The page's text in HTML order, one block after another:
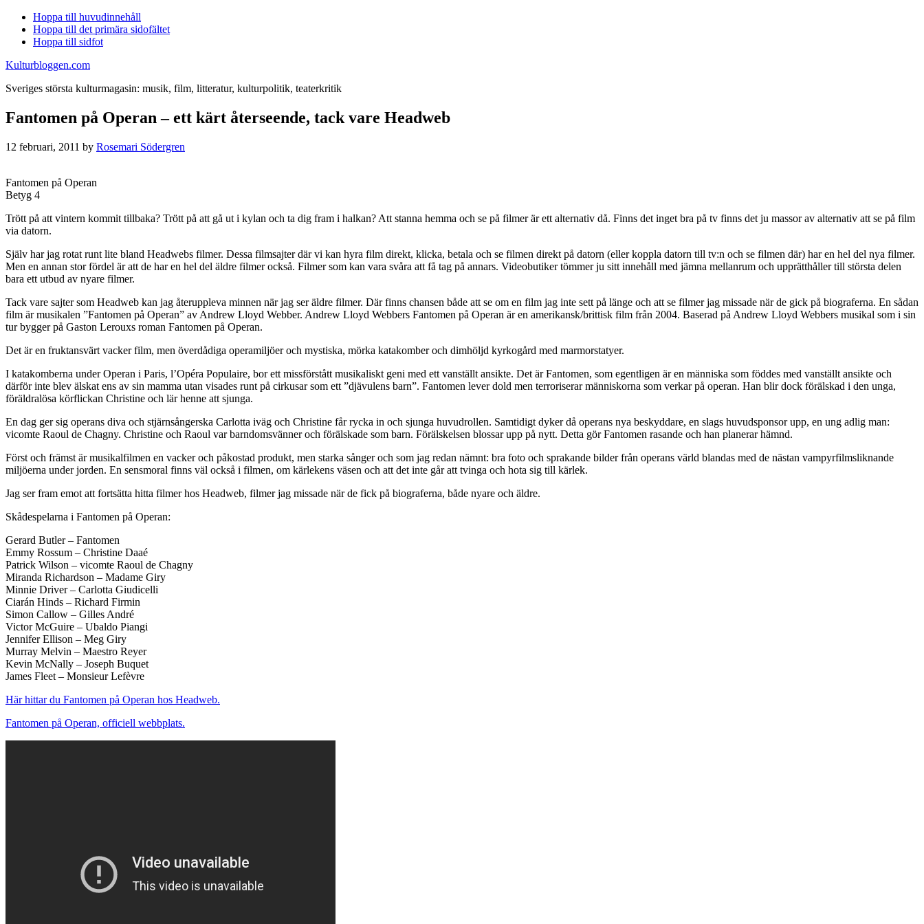
Hoppa till huvudinnehåll
Hoppa till det primära sidofältet
Hoppa till sidfot
Kulturbloggen.com
Sveriges största kulturmagasin: musik, film, litteratur, kulturpolitik, teaterkritik
Fantomen på Operan – ett kärt återseende, tack vare Headweb
12 februari, 2011 by Rosemari Södergren
Fantomen på Operan
Betyg 4
Trött på att vintern kommit tillbaka? Trött på att gå ut i kylan och ta dig fram i halkan? Att stanna hemma och se på filmer är ett alternativ då. Finns det inget bra på tv finns det ju massor av alternativ att se på film
via datorn.
Själv har jag rotat runt lite bland Headwebs filmer. Dessa filmsajter där vi kan hyra film direkt, klicka, betala och se filmen direkt på datorn (eller koppla datorn till tv:n och se filmen där) har en hel del nya filmer.
Men en annan stor fördel är att de har en hel del äldre filmer också. Filmer som kan vara svåra att få tag på annars. Videobutiker tömmer ju sitt innehåll med jämna mellanrum och upprätthåller till största delen
bara ett utbud av nyare filmer.
Tack vare sajter som Headweb kan jag återuppleva minnen när jag ser äldre filmer. Där finns chansen både att se om en film jag inte sett på länge och att se filmer jag missade när de gick på biograferna. En sådan
film är musikalen ”Fantomen på Operan” av Andrew Lloyd Webber. Andrew Lloyd Webbers Fantomen på Operan är en amerikansk/brittisk film från 2004. Baserad på Andrew Lloyd Webbers musikal som i sin
tur bygger på Gaston Lerouxs roman Fantomen på Operan.
Det är en fruktansvärt vacker film, men överdådiga operamiljöer och mystiska, mörka katakomber och dimhöljd kyrkogård med marmorstatyer.
I katakomberna under Operan i Paris, l’Opéra Populaire, bor ett missförstått musikaliskt geni med ett vanställt ansikte. Det är Fantomen, som egentligen är en människa som föddes med vanställt ansikte och
därför inte blev älskat ens av sin mamma utan visades runt på cirkusar som ett ”djävulens barn”. Fantomen lever dold men terroriserar människorna som verkar på operan. Han blir dock förälskad i den unga,
föräldralösa körflickan Christine och lär henne att sjunga.
En dag ger sig operans diva och stjärnsångerska Carlotta iväg och Christine får rycka in och sjunga huvudrollen. Samtidigt dyker då operans nya beskyddare, en slags huvudsponsor upp, en ung adlig man:
vicomte Raoul de Chagny. Christine och Raoul var barndomsvänner och förälskade som barn. Förälskelsen blossar upp på nytt. Detta gör Fantomen rasande och han planerar hämnd.
Först och främst är musikalfilmen en vacker och påkostad produkt, men starka sånger och som jag redan nämnt: bra foto och sprakande bilder från operans värld blandas med de nästan vampyrfilmsliknande
miljöerna under jorden. En sensmoral finns väl också i filmen, om kärlekens väsen och att det inte går att tvinga och hota sig till kärlek.
Jag ser fram emot att fortsätta hitta filmer hos Headweb, filmer jag missade när de fick på biograferna, både nyare och äldre.
Skådespelarna i Fantomen på Operan:
Gerard Butler – Fantomen
Emmy Rossum – Christine Daaé
Patrick Wilson – vicomte Raoul de Chagny
Miranda Richardson – Madame Giry
Minnie Driver – Carlotta Giudicelli
Ciarán Hinds – Richard Firmin
Simon Callow – Gilles André
Victor McGuire – Ubaldo Piangi
Jennifer Ellison – Meg Giry
Murray Melvin – Maestro Reyer
Kevin McNally – Joseph Buquet
James Fleet – Monsieur Lefèvre
Här hittar du Fantomen på Operan hos Headweb.
Fantomen på Operan, officiell webbplats.